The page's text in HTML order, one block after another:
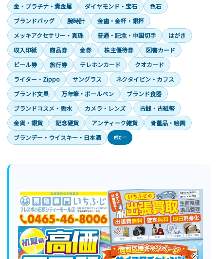
金・プラチナ・貴金属 ダイヤモンド・宝石
色石
ブランドバッグ
腕時計
金歯・金杯・銀杯
メッキアクセサリー・真珠
普通・記念・中国切手
はがき
収入印紙
商品券 金券 株主優待券
図書カード
ビール券
旅行券 テレホンカード
クオカード
ライター・Zippo
サングラス
ネクタイピン・カフス
ブランド文具
万年筆・ボールペン
ブランド食器
ブランドコスメ・香水
カメラ・レンズ
古銭・古紙幣
金貨・銀貨
記念硬貨 アンティーク雑貨
骨董品・絵画
ブランデー・ウイスキー・日本酒
etc…